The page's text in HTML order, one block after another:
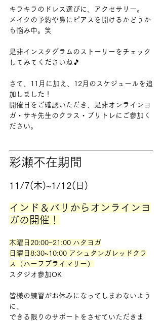
キラキラのドレス選びに、アクセサリー。
メイクの予約や鼻にピアスを開けるかどうか
も悩み中。笑
是非インスタグラムのストーリーをチェック
してみてくださいね🎵
さて、11月に加え、12月のスケジュールを追
加しました！
開催日をご確認いただき、是非オンラインヨ
ガ・サキ先生のクラス・ブリトレにご参加く
ださい。
彩瀬不在期間
11/7(木)~1/12(日)
インド＆バリからオンラインヨ
ガの開催！
木曜日20:00−21:00 ハタヨガ
日曜日8:30~10:00 アシュタンガレッドクラ
ス（ハーフプライマリー）
スタジオ参加OK
皆様の練習がお休みになってしまわないよう
に、
できる限りのサポートをさせていただきま